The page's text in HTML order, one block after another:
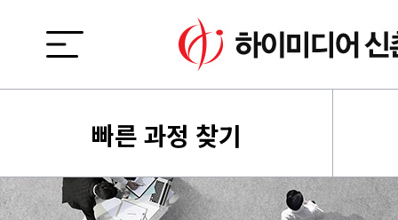
빠른 과정 찾기